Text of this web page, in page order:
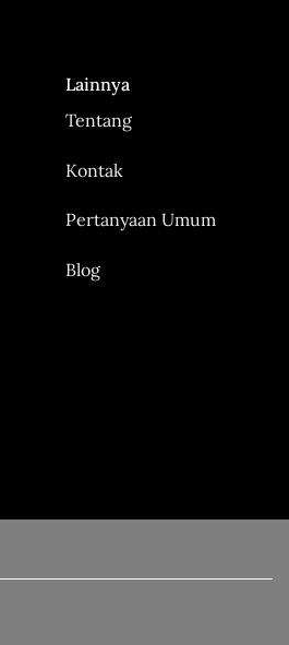
Lainnya
Tentang
Kontak
Pertanyaan Umum
Blog